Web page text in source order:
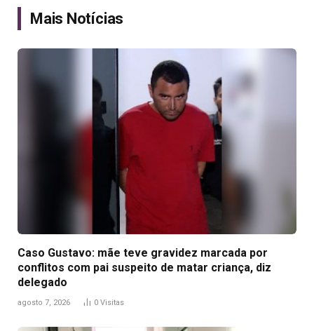
Mais Notícias
Caso Gustavo: mãe teve gravidez marcada por
conflitos com pai suspeito de matar criança, diz
delegado
agosto 7, 2026 0 Visitas